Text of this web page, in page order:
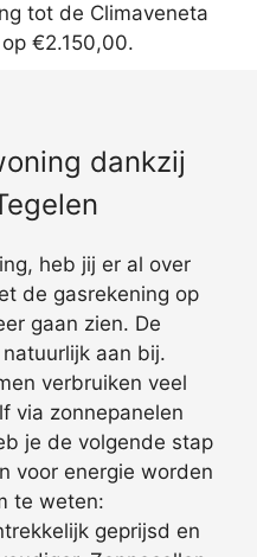
tot de Climaveneta
€2.150,00.
dankzij
heb jij er al over
de gasrekening op
gaan zien. De
aan bij.
verbruiken veel
via zonnepanelen
je de volgende stap
voor energie worden
te weten:
geprijsd en